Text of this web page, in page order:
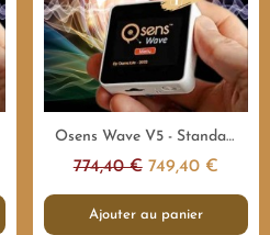
Aperçu rapide Osens Wave V5 - Standard 55.000Hz - 8H - Emetteur fréquences
774,40 € 749,40 €
Ajouter au panier